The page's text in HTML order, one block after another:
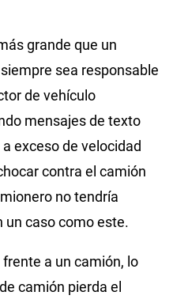
grande que un
sea responsable
de vehículo
mensajes de texto
exceso de velocidad
contra el camión
no tendría
un caso como este.
a un camión, lo
camión pierda el